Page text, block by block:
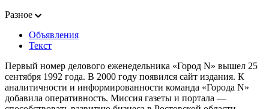
Разное
Объявления
Текст
Первый номер делового еженедельника «Город N» вышел 25
сентября 1992 года. В 2000 году появился сайт издания. К
аналитичности и информированности команда «Города N»
добавила оперативность. Миссия газеты и портала —